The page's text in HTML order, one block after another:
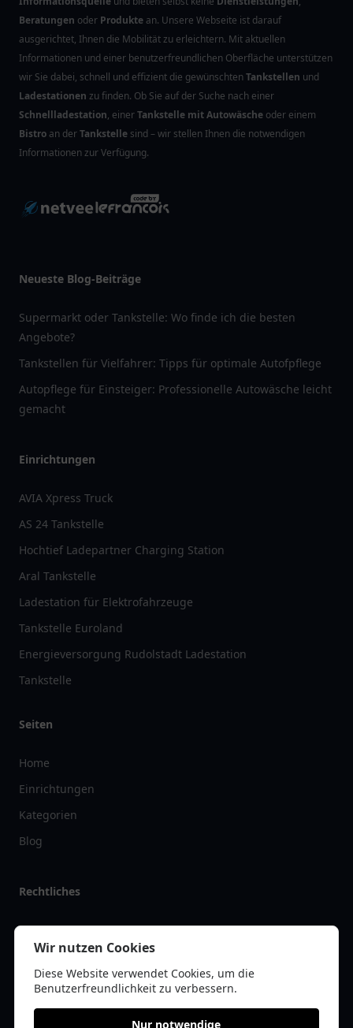
Beratungen oder Produkte an. Unsere Webseite ist darauf
ausgerichtet, Ihnen die Mobilität zu erleichtern. Mit aktuellen
Informationen und einer benutzerfreundlichen Oberfläche unterstützen
wir Sie dabei, schnell und effizient die gewünschtenTankstellen und
Ladestationen zu finden. Ob Sie auf der Suche nach einer
Schnellladestation, einerTankstelle mit Autowäsche oder einem
Bistro an derTankstelle sind – wir stellen Ihnen die notwendigen
Informationen zur Verfügung.
Neueste Blog-Beiträge
Supermarkt oder Tankstelle: Wo finde ich die besten
Angebote?
Tankstellen für Vielfahrer: Tipps für optimale Autofpflege
Autopflege für Einsteiger: Professionelle Autowäsche leicht
gemacht
Einrichtungen
AVIA Xpress Truck
AS 24 Tankstelle
Hochtief Ladepartner Charging Station
Aral Tankstelle
Ladestation für Elektrofahrzeuge
Tankstelle Euroland
Energieversorgung Rudolstadt Ladestation
Tankstelle
Seiten
Home
Einrichtungen
Kategorien
Blog
Rechtliches
Impressum
Datenschutz
Kontakt
Wir nutzen Cookies
Diese Website verwendet Cookies, um die
Benutzerfreundlichkeit zu verbessern.
Nur notwendige